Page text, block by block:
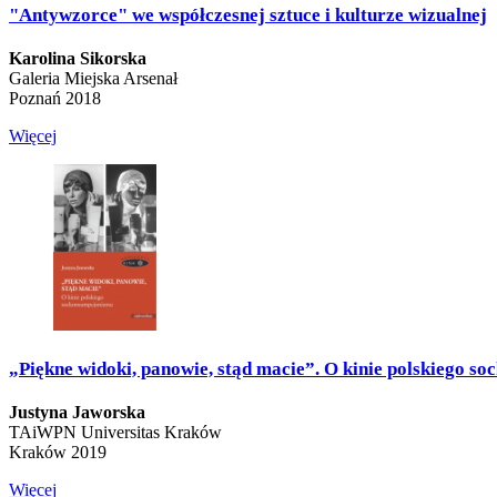
"Antywzorce" we współczesnej sztuce i kulturze wizualnej
Karolina Sikorska
Galeria Miejska Arsenał
Poznań 2018
Więcej
„Piękne widoki, panowie, stąd macie”. O kinie polskiego
Justyna Jaworska
TAiWPN Universitas Kraków
Kraków 2019
Więcej